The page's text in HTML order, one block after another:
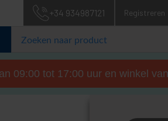
+34 934987121 Registreren
09:00 tot 17:00 uur en winkel